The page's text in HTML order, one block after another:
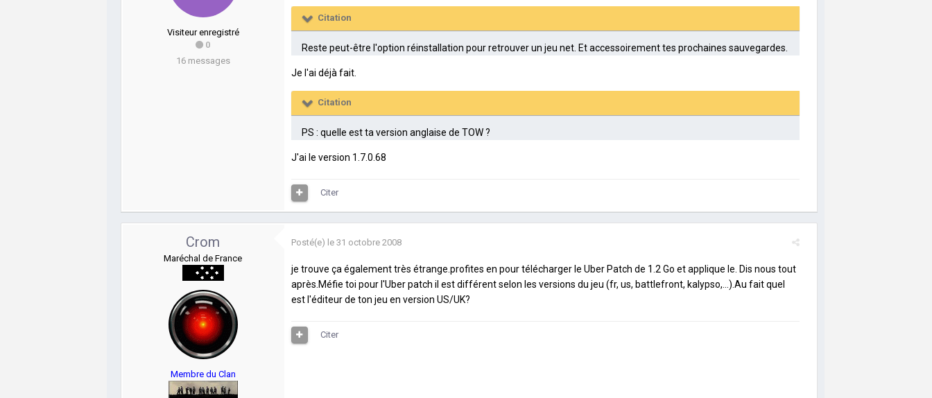
Visiteur enregistré
0
16 messages
Citation
Reste peut-être l'option réinstallation pour retrouver un jeu net. Et accessoirement tes prochaines sauvegardes.
Je l'ai déjà fait.
Citation
PS : quelle est ta version anglaise de TOW ?
J'ai le version 1.7.0.68
Citer
Crom
Maréchal de France
Membre du Clan
Posté(e) le 31 octobre 2008
je trouve ça également très étrange.profites en pour télécharger le Uber Patch de 1.2 Go et applique le. Dis nous tout
après.Méfie toi pour l'Uber patch il est différent selon les versions du jeu (fr, us, battlefront, kalypso,...).Au fait quel
est l'éditeur de ton jeu en version US/UK?
Citer